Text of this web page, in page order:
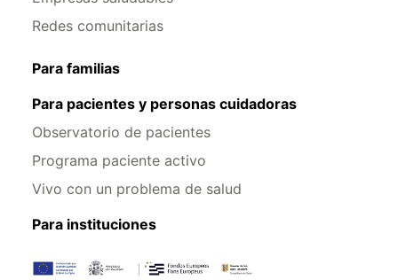
Redes comunitarias
Para familias
Para pacientes y personas cuidadoras
Observatorio de pacientes
Programa paciente activo
Vivo con un problema de salud
Para instituciones